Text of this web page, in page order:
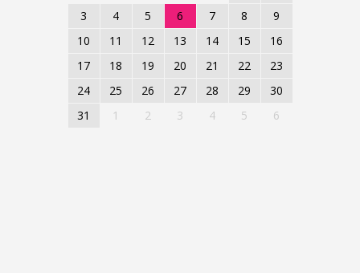
3
4 5 6 7 8
9
10
11 12 13 14 15
16
17
18 19 20 21 22
23
24
25 26 27 28 29
30
31
1 2 3 4 5 6